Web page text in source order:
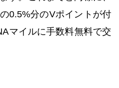
0.5%分のVポイントが付
マイルに手数料無料で交